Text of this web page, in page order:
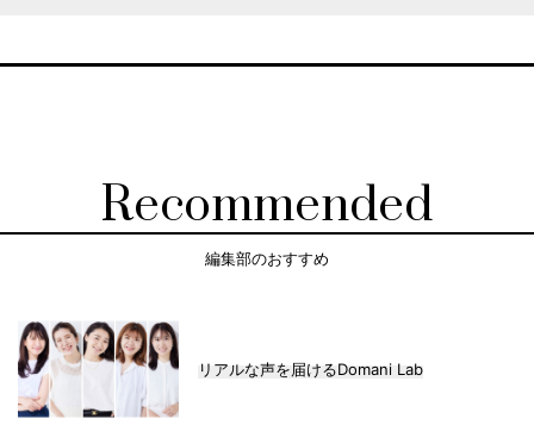
Recommended
編集部のおすすめ
リアルな声を届けるDomani Lab